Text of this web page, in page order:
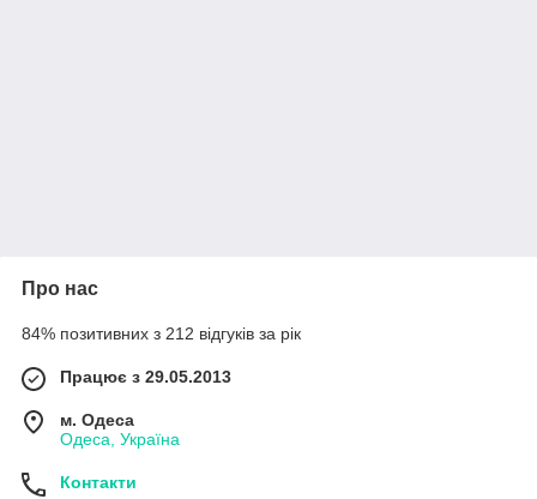
Про нас
84% позитивних з 212 відгуків за рік
Працює з 29.05.2013
м. Одеса
Одеса, Україна
Контакти